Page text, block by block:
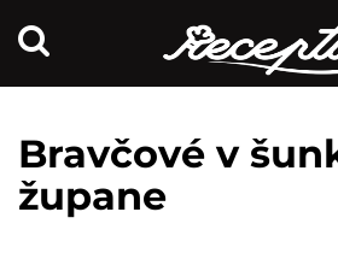
Bravčové v
župane